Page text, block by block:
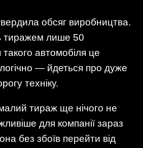
обсяг виробництва.
тиражем лише 50
автомобіля це
— йдеться про дуже
техніку.
тираж ще нічого не
для компанії зараз
без збоїв перейти від